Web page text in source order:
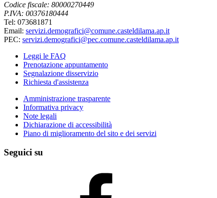
Codice fiscale: 80000270449
P.IVA: 00376180444
Tel: 073681871
Email: servizi.demografici@comune.casteldilama.ap.it
PEC: servizi.demografici@pec.comune.casteldilama.ap.it
Leggi le FAQ
Prenotazione appuntamento
Segnalazione disservizio
Richiesta d'assistenza
Amministrazione trasparente
Informativa privacy
Note legali
Dichiarazione di accessibilità
Piano di miglioramento del sito e dei servizi
Seguici su